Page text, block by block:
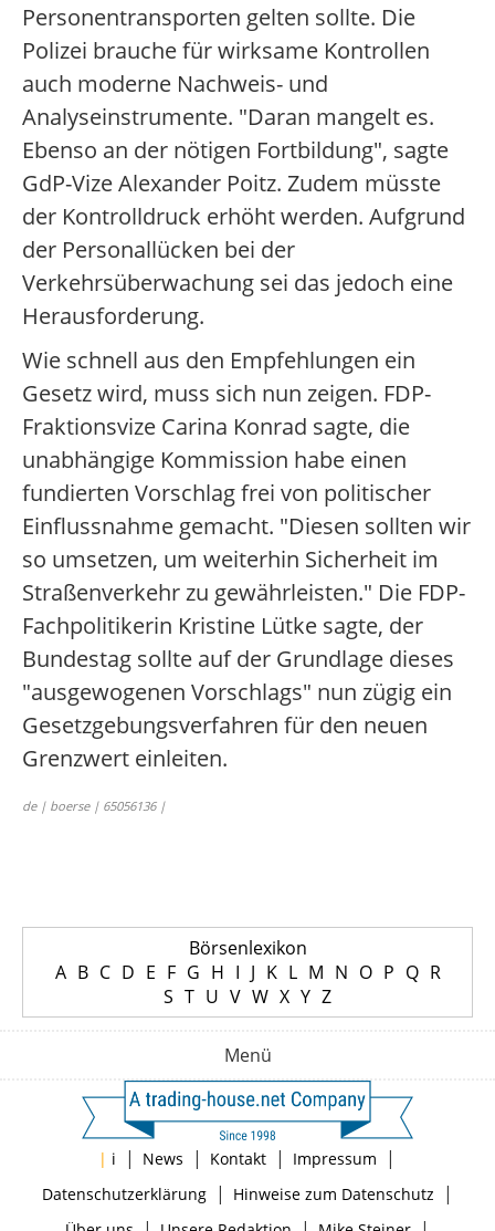
Personentransporten gelten sollte. Die
Polizei brauche für wirksame Kontrollen
auch moderne Nachweis- und
Analyseinstrumente. "Daran mangelt es.
Ebenso an der nötigen Fortbildung", sagte
GdP-Vize Alexander Poitz. Zudem müsste
der Kontrolldruck erhöht werden. Aufgrund
der Personallücken bei der
Verkehrsüberwachung sei das jedoch eine
Herausforderung.
Wie schnell aus den Empfehlungen ein
Gesetz wird, muss sich nun zeigen. FDP-
Fraktionsvize Carina Konrad sagte, die
unabhängige Kommission habe einen
fundierten Vorschlag frei von politischer
Einflussnahme gemacht. "Diesen sollten wir
so umsetzen, um weiterhin Sicherheit im
Straßenverkehr zu gewährleisten." Die FDP-
Fachpolitikerin Kristine Lütke sagte, der
Bundestag sollte auf der Grundlage dieses
"ausgewogenen Vorschlags" nun zügig ein
Gesetzgebungsverfahren für den neuen
Grenzwert einleiten.
de | boerse | 65056136 |
Börsenlexikon
A B C D E F G H I J K L M N O P Q R
S T U V W X Y Z
Menü
| i | News | Kontakt | Impressum |
Datenschutzerklärung| Hinweise zum Datenschutz |